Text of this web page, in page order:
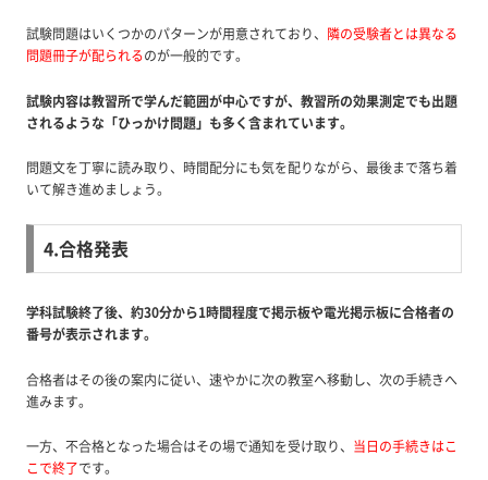
試験問題はいくつかのパターンが用意されており、 隣の受験者とは異なる
問題冊子が配られるのが一般的です。
試験内容は教習所で学んだ範囲が中心ですが、教習所の効果測定でも出題
されるような「ひっかけ問題」も多く含まれています。
問題文を丁寧に読み取り、時間配分にも気を配りながら、最後まで落ち着
いて解き進めましょう。
4.合格発表
学科試験終了後、約30分から1時間程度で掲示板や電光掲示板に合格者の
番号が表示されます。
合格者はその後の案内に従い、速やかに次の教室へ移動し、次の手続きへ
進みます。
一方、不合格となった場合はその場で通知を受け取り、 当日の手続きはこ
こで終了です。